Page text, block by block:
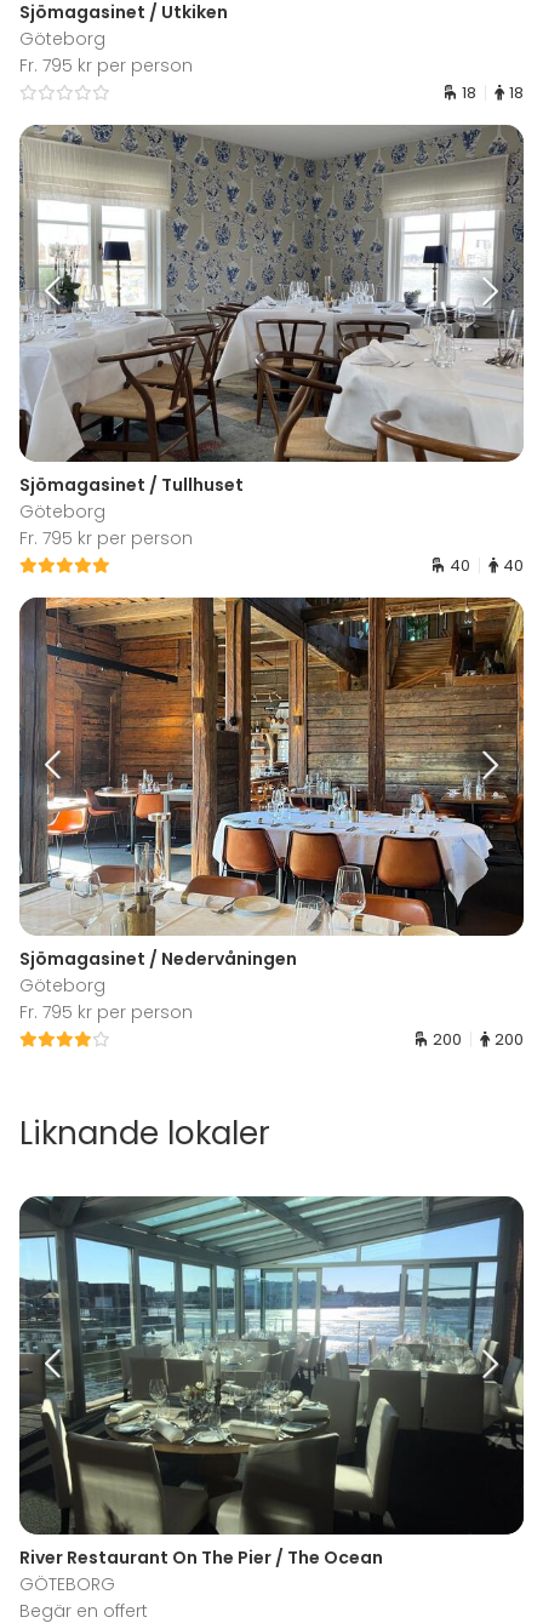
Sjömagasinet / Utkiken
Göteborg
Fr. 795 kr per person
18 18
Sjömagasinet / Tullhuset
Göteborg
Fr. 795 kr per person
40 40
Sjömagasinet / Nedervåningen
Göteborg
Fr. 795 kr per person
200 200
Liknande lokaler
River Restaurant On The Pier / The Ocean
GÖTEBORG
Begär en offert